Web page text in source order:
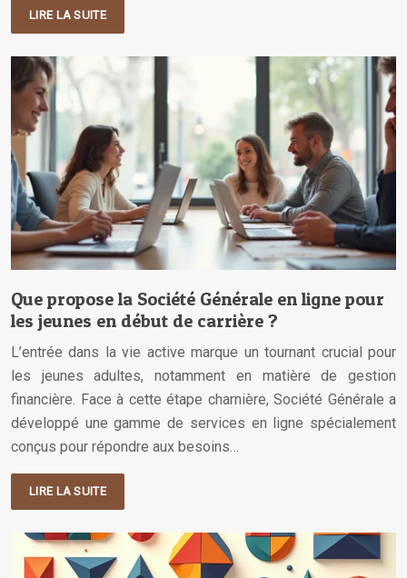
LIRE LA SUITE
Que propose la Société Générale en ligne pour
les jeunes en début de carrière ?
L’entrée dans la vie active marque un tournant crucial pour
les jeunes adultes, notamment en matière de gestion
financière. Face à cette étape charnière, Société Générale a
développé une gamme de services en ligne spécialement
conçus pour répondre aux besoins…
LIRE LA SUITE